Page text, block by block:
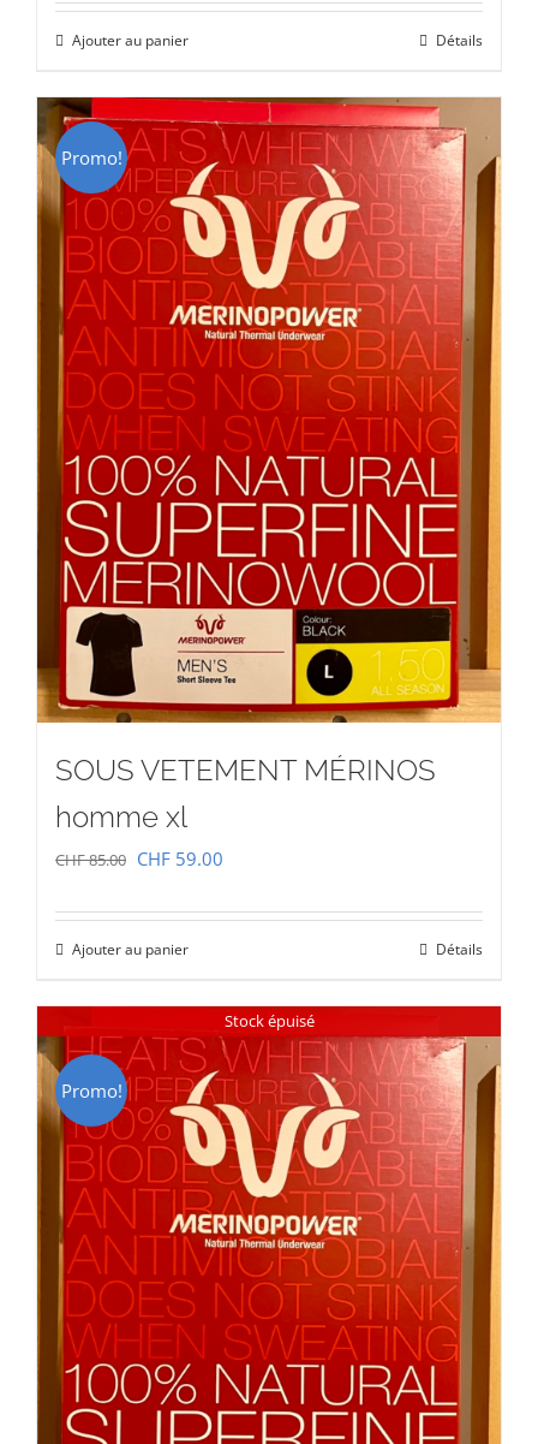
était :
CHF 85.00.CHF 59.00.
Ajouter au panier Détails
Promo!
SOUS VETEMENT MÉRINOS
homme xl
CHF85.00 Le
initial
était :
CHF 85.00.
CHF 59.00
actuel
CHF 59.00.
Ajouter au panier Détails
Stock épuisé
Promo!